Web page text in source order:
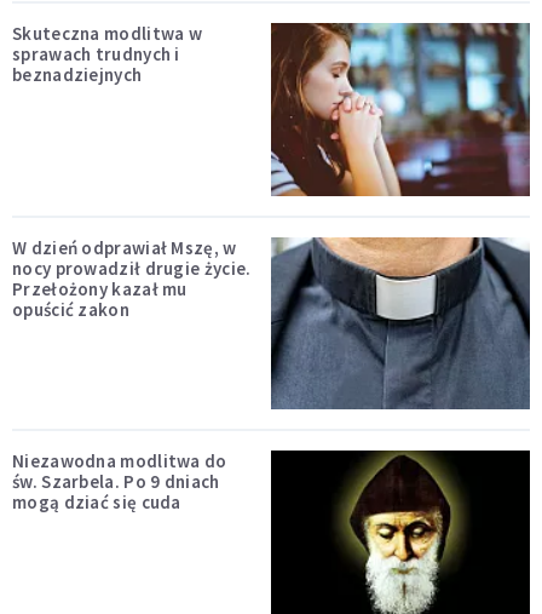
Skuteczna modlitwa w
sprawach trudnych i
beznadziejnych
W dzień odprawiał Mszę, w
nocy prowadził drugie życie.
Przełożony kazał mu
opuścić zakon
Niezawodna modlitwa do
św. Szarbela. Po 9 dniach
mogą dziać się cuda